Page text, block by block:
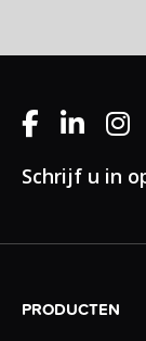
Schrijf u in
PRODUCTEN